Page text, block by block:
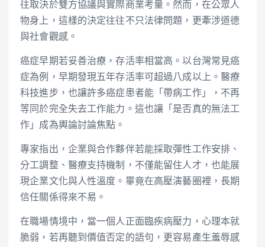
往取決於雙方協議與實際商業考量。然而，在公眾人
物身上，這樣的決定往往不只法律問題，更牽涉道德
與社會觀感。
癌症早期若妥善治療，存活率相當高。以台灣常見癌
症為例，早期發現五年存活率可超過八成以上。醫療
科技進步，也讓許多癌症患者能「帶病工作」，不再
等同於完全失去工作能力。這也讓「是否真的無法工
作」成為輿論討論焦點。
專家指出，企業與合作夥伴若能採取彈性工作安排、
分工調整、醫療支持機制，不僅能留住人才，也能展
現企業文化與人性溫度。畢竟在高壓演藝圈裡，長期
信任關係得來不易。
在職場情境中，當一個人正面臨疾病壓力，心理本就
脆弱，若再聽到價值否定的語句，更容易產生羞辱感